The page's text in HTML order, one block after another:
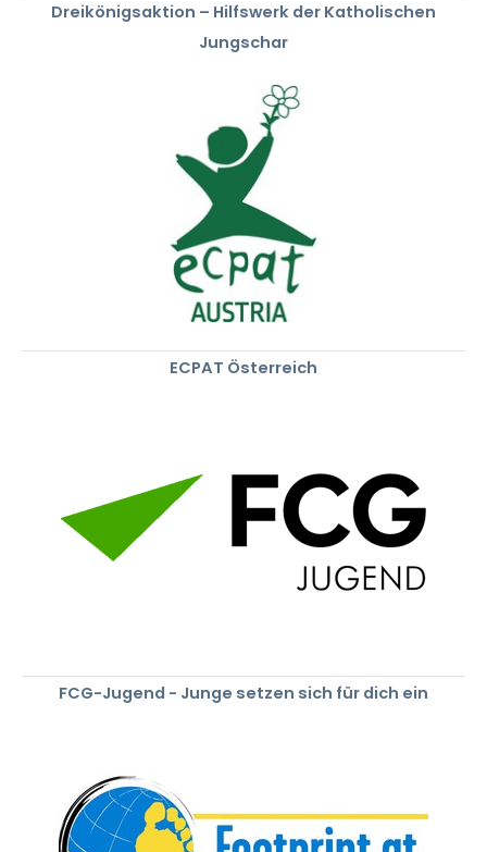
Dreikönigsaktion – Hilfswerk der Katholischen
Jungschar
ECPAT Österreich
FCG-Jugend - Junge setzen sich für dich ein